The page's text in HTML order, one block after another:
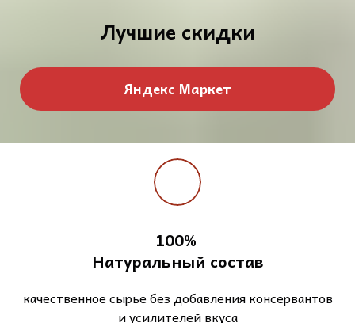
Лучшие скидки
Яндекс Маркет
100%
Натуральный состав
качественное сырье без добавления консервантов
и усилителей вкуса